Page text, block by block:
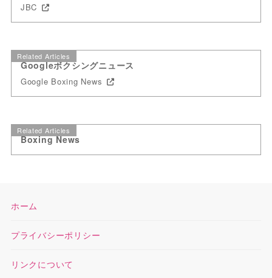
JBC
Related Articles
Googleボクシングニュース
Google Boxing News
Related Articles
Boxing News
ホーム
プライバシーポリシー
リンクについて